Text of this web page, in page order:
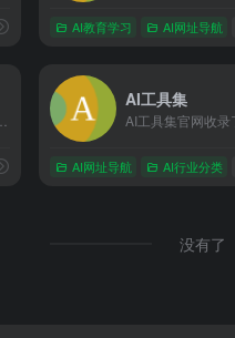
写作 AI教育学习 AI网址导航
# AI写作工具
AI工具集
AI网址导航 AI行业分类
没有了